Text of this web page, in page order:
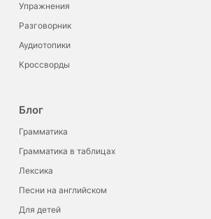
Упражнения
Разговорник
Аудиотопики
Кроссворды
Блог
Грамматика
Грамматика в таблицах
Лексика
Песни на английском
Для детей